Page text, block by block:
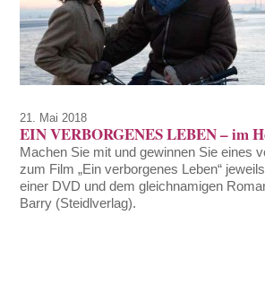
21. Mai 2018
EIN VERBORGENES LEBEN – im
Machen Sie mit und gewinnen Sie eines
zum Film „Ein verborgenes Leben“
einer DVD und dem gleichnamigen
Barry (Steidlverlag).